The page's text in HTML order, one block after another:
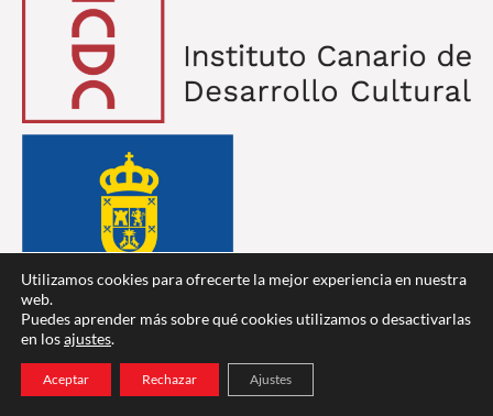
Utilizamos cookies para ofrecerte la mejor experiencia en nuestra
web.
Puedes aprender más sobre qué cookies utilizamos o desactivarlas
en losajustes.
Aceptar Rechazar Ajustes